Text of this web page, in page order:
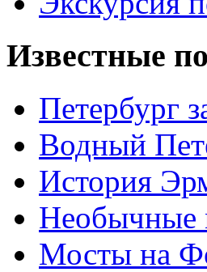
Известные
Петербург
Водный
История
Необычные
Мосты на